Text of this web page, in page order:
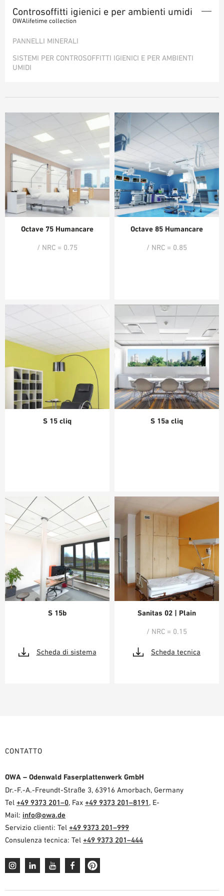
AUSILII PER LA PROGETTAZIONE
BIBLIOTECA BIM/ REVIT
VIDEO
ORDINE CAMPIONE
PANNELLI MINERALI VERNICIATE A COLORI
Controsoffitti igienici e per ambienti umidi
OWAlifetime collection
PANNELLI MINERALI
SISTEMI PER CONTROSOFFITTI IGIENICI E PER AMBIENTI
UMIDI
Octave 75 Humancare
/ NRC = 0.75
Octave 85 Humancare
/ NRC = 0.85
S 15 cliq S 15a cliq
S 15b
Scheda di sistema
Sanitas 02 | Plain
/ NRC = 0.15
Scheda tecnica
CONTATTO
OWA – Odenwald Faserplattenwerk GmbH
Dr.-F.-A.-Freundt-Straße 3, 63916 Amorbach, Germany
Tel +49 9373 201–0, Fax +49 9373 201–8191, E-
Mail: info@owa.de
Servizio clienti: Tel +49 9373 201–999
Consulenza tecnica: Tel +49 9373 201–444